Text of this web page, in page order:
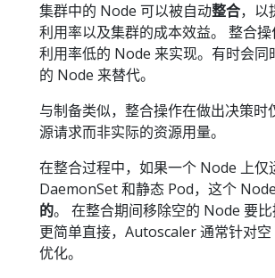
集群中的 Node 可以被自动整合，以
利用率以及集群的成本效益。 整合
利用率低的 Node 来实现。有时会同
的 Node 来替代。
与制备类似，整合操作在做出决策时
源请求而非实际的资源用量。
在整合过程中，如果一个 Node 上仅
DaemonSet 和静态 Pod，这个
的。 在整合期间移除空的 Node 要
更简单直接，Autoscaler 通常针对
优化。